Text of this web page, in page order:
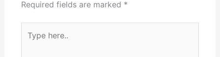
Required fields are marked *
here..